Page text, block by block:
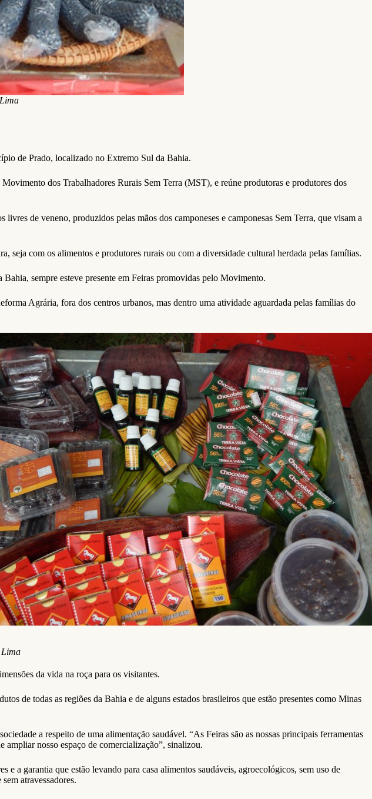
de Prado, localizado no Extremo Sul da Bahia.
dos Trabalhadores Rurais Sem Terra (MST), e reúne produtoras e produtores dos
de veneno, produzidos pelas mãos dos camponeses e camponesas Sem Terra, que visam a
seja com os alimentos e produtores rurais ou com a diversidade cultural herdada pelas famílias.
sempre esteve presente em Feiras promovidas pelo Movimento.
Agrária, fora dos centros urbanos, mas dentro uma atividade aguardada pelas famílias do
da vida na roça para os visitantes.
de todas as regiões da Bahia e de alguns estados brasileiros que estão presentes como Minas
a respeito de uma alimentação saudável. “As Feiras são as nossas principais ferramentas
ampliar nosso espaço de comercialização”, sinalizou.
a garantia que estão levando para casa alimentos saudáveis, agroecológicos, sem uso de
atravessadores.